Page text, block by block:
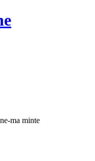
ma minte